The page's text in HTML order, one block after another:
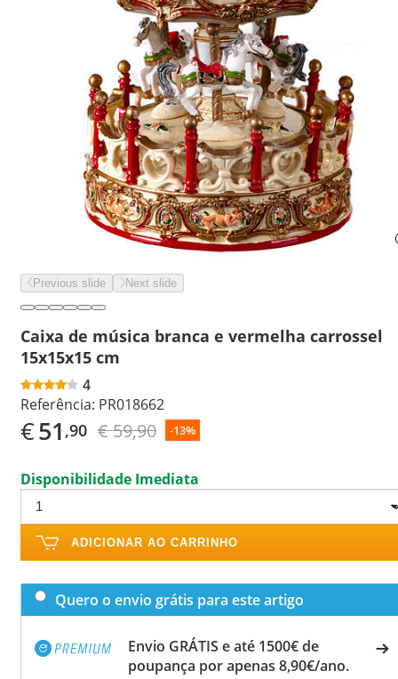
Previous slide Next slide
Caixa de música branca e vermelha carrossel
15x15x15 cm
4
Referência: PR018662
€51 ,90 € 59,90 -13%
Disponibilidade Imediata
ADICIONAR AO CARRINHO
Quero o envio grátis para este artigo
Envio GRÁTIS e até 1500€ de
poupança por apenas 8,90€/ano.